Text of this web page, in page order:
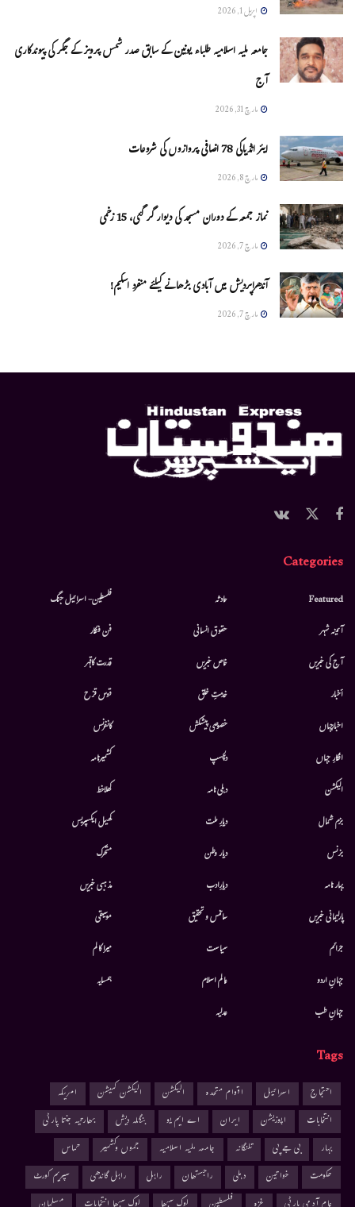
اپریل 1, 2026
جامعہ ملیہ اسلامیہ طلباء یونین کے سابق صدر شمس پرویز کے جگر کی پیوندکاری
آج
مارچ 31, 2026
ایئر انڈیاکی 78 اضافی پروازوں کی شروعات
مارچ 8, 2026
نماز جمعہ کے دوران مسجد کی دیوار گر گئی، 15 زخمی
مارچ 7, 2026
آندھراپردیش میں آبادی بڑھانے کیلئے منفرد اسکیم!
مارچ 7, 2026
Categories
Featured
آئینہ شہر
آج کی خبریں
أخبار
اخبارجہاں
افکارِ جہاں
الیکشن
بزم شمال
بزنس
بہار نامہ
پارلیمانی خبریں
جرائم
جہانِ اردو
جہانِ طب
حادثہ
حقوق انسانی
خاص خبریں
خدمتِ خلق
خصوصی پیشکش
دلچسپ
دہلی نامہ
دیارِ ملت
دیار وطن
دیارِادب
سائنس و تحقیق
سیاست
عالم اسلام
عدلیہ
فلسطین- اسرائیل جنگ
فن فنکار
قدرت کاقہر
قوس قزح
کانفرنس
کشمیرنامہ
کھلاخط
کھیل ایکسپریس
متحرك
مذہبی خبریں
موسيقى
میرا کالم
ہمسایہ
Tags
احتجاج اسرائیل اقوام متحدہ الیکشن الیکشن کمیشن
امریکہ
انتخابات
اپوزیشن ایران اے ایم یو بنگلہ دیش
بھارتیہ جنتا پارٹی
بہار
بی جے پی تلنگانہ جامعہ ملیہ اسلامیہ جموں وکشمیر
حماس
حکومت
خواتین دہلی راجستھان راہل راہل گاندھی
سپریم کورٹ